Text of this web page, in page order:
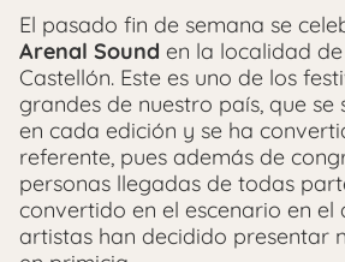
El pasado fin de semana se
Arenal Sound en la localidad
Castellón. Este es uno de los
grandes de nuestro país, que se
en cada edición y se ha
referente, pues además de
personas llegadas de todas
convertido en el escenario en el
artistas han decidido presentar